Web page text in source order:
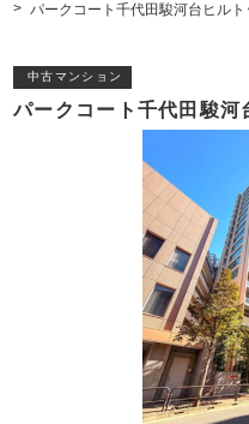
パークコート千代田駿河台ヒル
中古マンション
パークコート千代田駿河